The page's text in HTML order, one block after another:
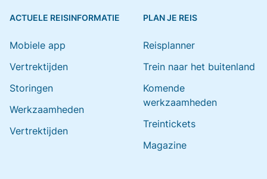
ACTUELE REISINFORMATIE
Mobiele app
Vertrektijden
Storingen
Werkzaamheden
Vertrektijden
PLAN JE REIS
Reisplanner
Trein naar het buitenland
Komende
werkzaamheden
Treintickets
Magazine